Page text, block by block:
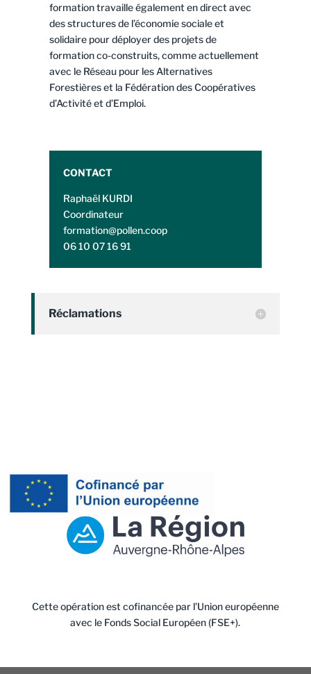
formation travaille également en direct avec
des structures de l’économie sociale et
solidaire pour déployer des projets de
formation co-construits, comme actuellement
avec le Réseau pour les Alternatives
Forestières et la Fédération des Coopératives
d’Activité et d’Emploi.
CONTACT
Raphaël KURDI
Coordinateur
formation@pollen.coop
06 10 07 16 91
Réclamations
Cette opération est cofinancée par l’Union européenne
avec le Fonds Social Européen (FSE+).